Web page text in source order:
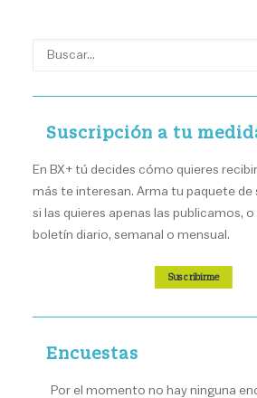
Suscripción a tu
En BX+ tú decides cómo quieres
más te interesan. Arma tu paquete de
si las quieres apenas las publicamos,
boletín diario, semanal o mensual.
Suscribirme
Encuestas
Por el momento no hay ninguna